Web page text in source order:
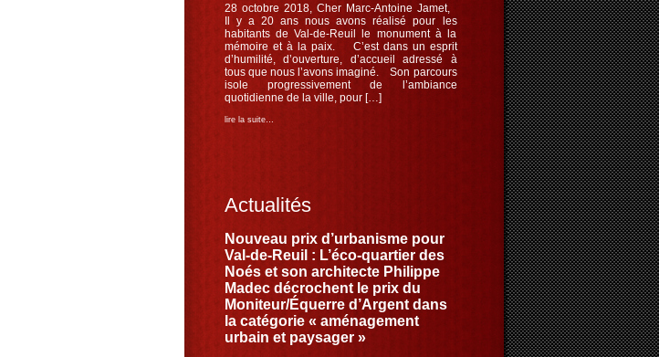
28 octobre 2018, Cher Marc-Antoine Jamet,
Il y a 20 ans nous avons réalisé pour les
habitants de Val-de-Reuil le monument à la
mémoire et à la paix. C’est dans un esprit
d’humilité, d’ouverture, d’accueil adressé à
tous que nous l’avons imaginé. Son parcours
isole progressivement de l’ambiance
quotidienne de la ville, pour […]
lire la suite…
Actualités
Nouveau prix d’urbanisme pour
Val-de-Reuil : L’éco-quartier des
Noés et son architecte Philippe
Madec décrochent le prix du
Moniteur/Équerre d’Argent dans
la catégorie « aménagement
urbain et paysager »